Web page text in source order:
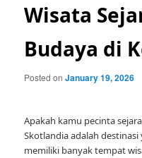
Wisata
Budaya di
Posted onJanuary 19, 2026
Apakah kamu pecinta
Skotlandia adalah
memiliki banyak tempat